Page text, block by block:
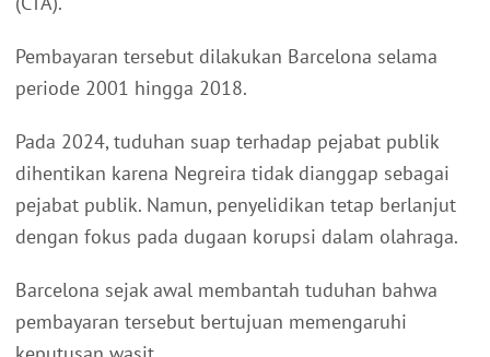
Pembayaran tersebut dilakukan Barcelona selama
periode 2001 hingga 2018.
Pada 2024, tuduhan suap terhadap pejabat publik
dihentikan karena Negreira tidak dianggap sebagai
pejabat publik. Namun, penyelidikan tetap berlanjut
dengan fokus pada dugaan korupsi dalam olahraga.
Barcelona sejak awal membantah tuduhan bahwa
pembayaran tersebut bertujuan memengaruhi